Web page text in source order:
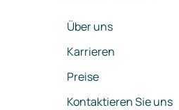
Über uns
Karrieren
Preise
Kontaktieren Sie uns